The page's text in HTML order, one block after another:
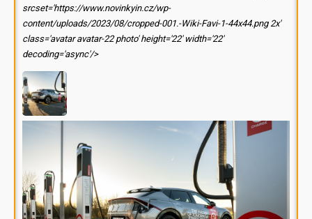
srcset='https://www.novinkyin.cz/wp-
content/uploads/2023/08/cropped-001.-Wiki-Favi-1-44x44.png 2x'
class='avatar avatar-22 photo' height='22' width='22'
decoding='async'/>